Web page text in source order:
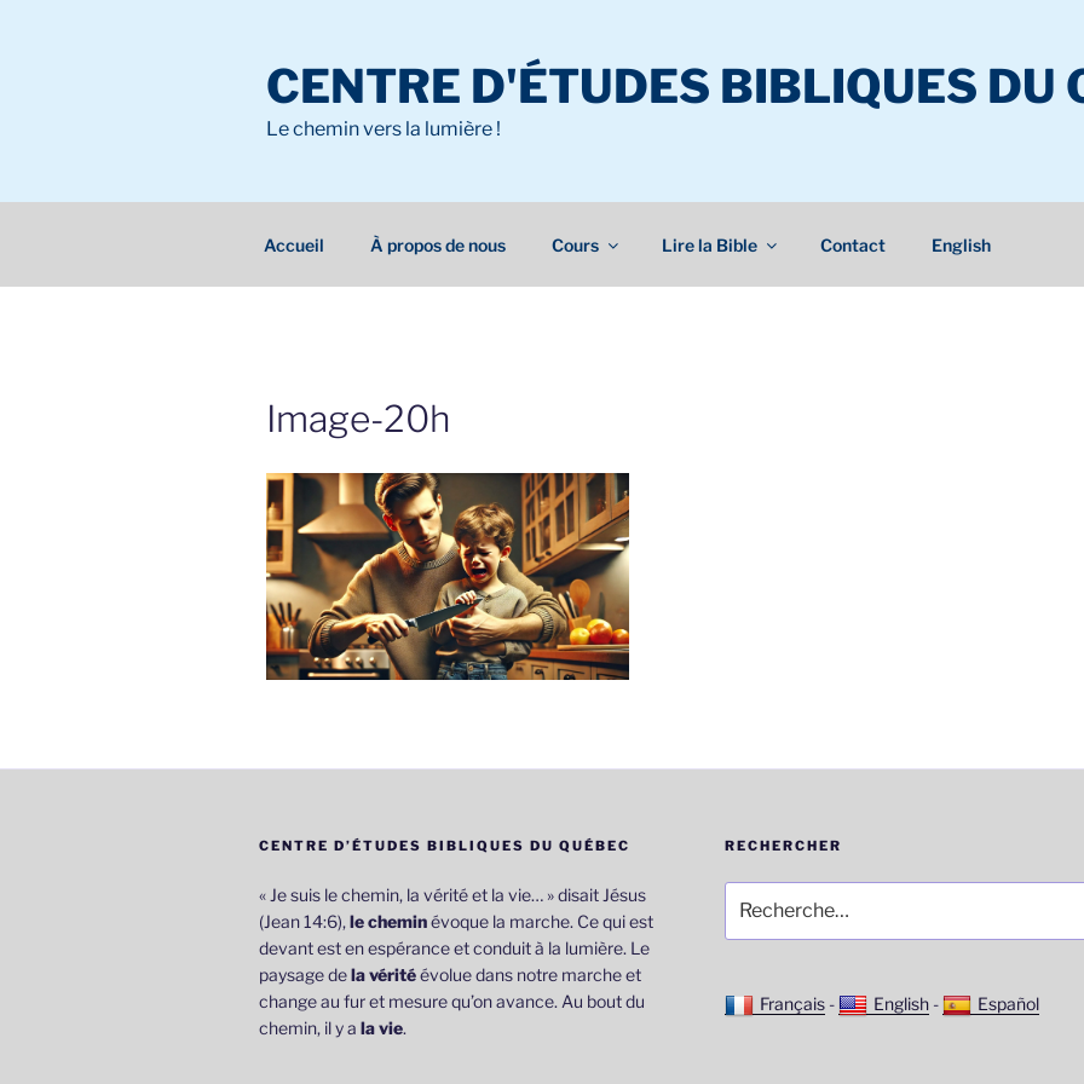
CENTRE D'ÉTUDES BIBLIQUES DU
Le chemin vers la lumière !
Accueil À propos de nous Cours Lire la Bible Contact English
Image-20h
CENTRE D’ÉTUDES BIBLIQUES DU QUÉBEC
« Je suis le chemin, la vérité et la vie… » disait Jésus
(Jean 14:6), le cheminévoque la marche. Ce qui est
devant est en espérance et conduit à la lumière. Le
paysage dela véritéévolue dans notre marche et
change au fur et mesure qu’on avance. Au bout du
chemin, il y a la vie.
RECHERCHER
pour
:
Français- English- Español